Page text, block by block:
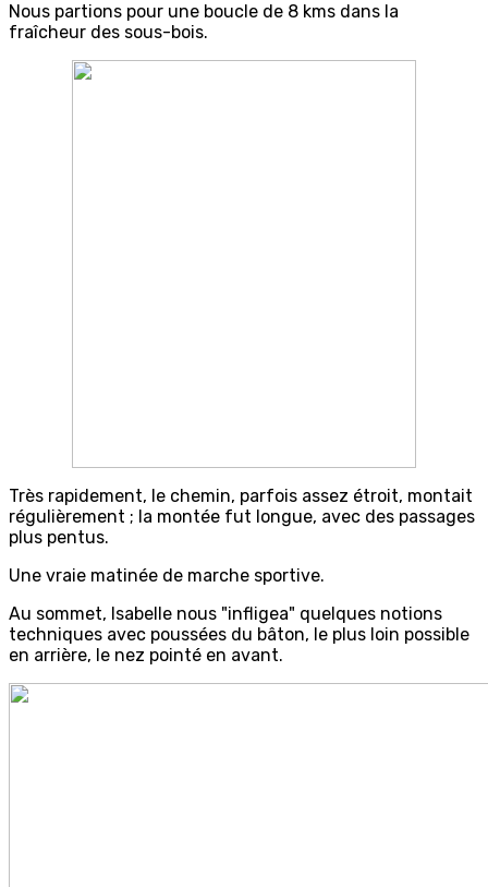
Nous partions pour une boucle de 8 kms dans la
fraîcheur des sous-bois.
Très rapidement, le chemin, parfois assez étroit, montait
régulièrement ; la montée fut longue, avec des passages
plus pentus.
Une vraie matinée de marche sportive.
Au sommet, Isabelle nous "infligea" quelques notions
techniques avec poussées du bâton, le plus loin possible
en arrière, le nez pointé en avant.